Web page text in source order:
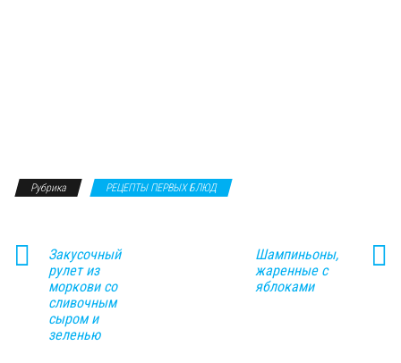
Рубрика РЕЦЕПТЫ ПЕРВЫХ БЛЮД
Закусочный
рулет из
моркови со
сливочным
сыром и
зеленью
Шампиньоны,
жаренные с
яблоками